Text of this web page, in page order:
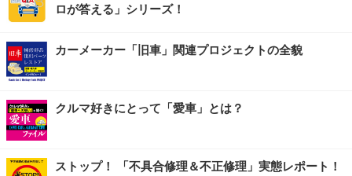
ロが答える」シリーズ！
カーメーカー「旧車」関連プロジェクトの全貌
クルマ好きにとって「愛車」とは？
ストップ！ 「不具合修理＆不正修理」実態レポート！